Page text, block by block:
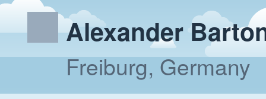
Alexander
Freiburg, Germany